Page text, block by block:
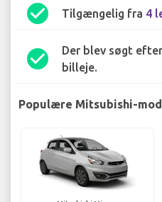
check_circle Tilgængelig fra 4
check_circle
Der blev søgt
billeje.
Populære Mitsubishi-